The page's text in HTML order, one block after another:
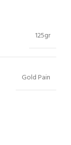
125gr
Gold Pain